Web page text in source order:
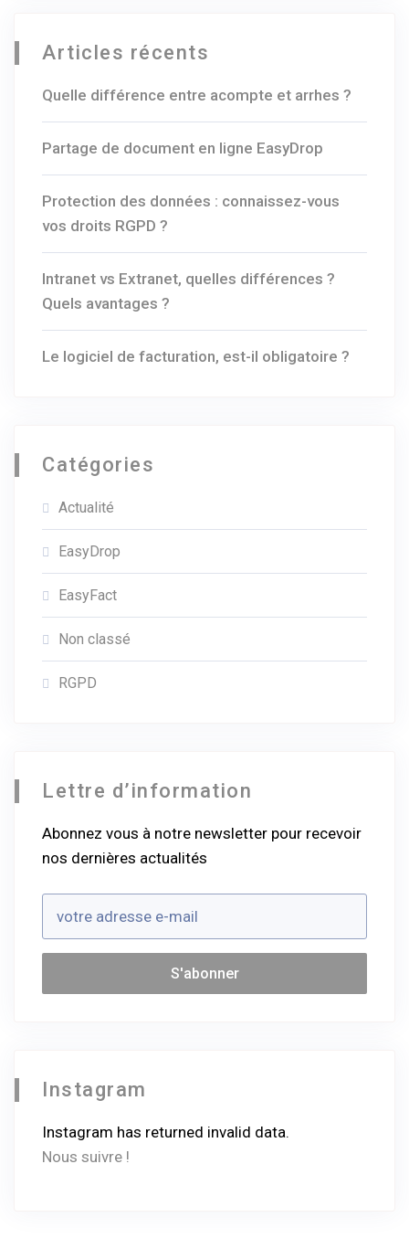
Articles récents
Quelle différence entre acompte et arrhes ?
Partage de document en ligne EasyDrop
Protection des données : connaissez-vous
vos droits RGPD ?
Intranet vs Extranet, quelles différences ?
Quels avantages ?
Le logiciel de facturation, est-il obligatoire ?
Catégories
Actualité
EasyDrop
EasyFact
Non classé
RGPD
Lettre d’information
Abonnez vous à notre newsletter pour recevoir
nos dernières actualités
Instagram
Instagram has returned invalid data.
Nous suivre !